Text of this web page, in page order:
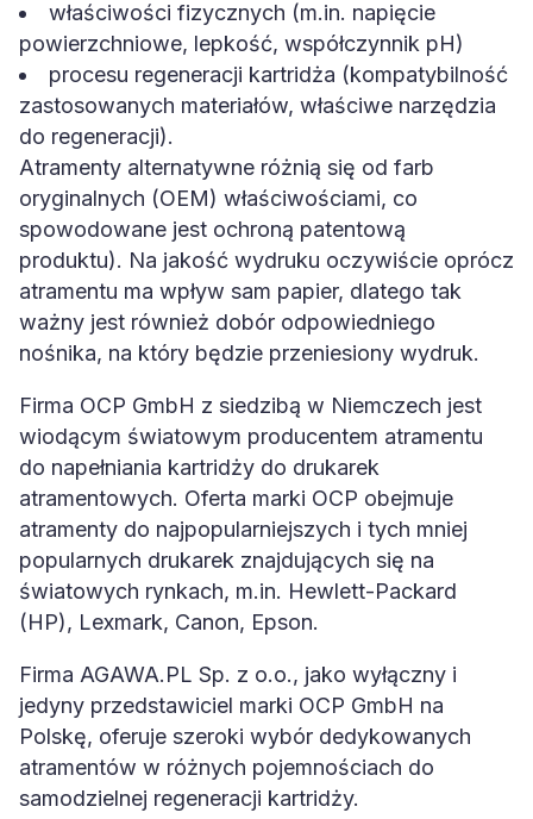
właściwości fizycznych (m.in. napięcie
powierzchniowe, lepkość, współczynnik pH)
procesu regeneracji kartridża (kompatybilność
zastosowanych materiałów, właściwe narzędzia
do regeneracji).
Atramenty alternatywne różnią się od farb
oryginalnych (OEM) właściwościami, co
spowodowane jest ochroną patentową
produktu). Na jakość wydruku oczywiście oprócz
atramentu ma wpływ sam papier, dlatego tak
ważny jest również dobór odpowiedniego
nośnika, na który będzie przeniesiony wydruk.
Firma OCP GmbH z siedzibą w Niemczech jest
wiodącym światowym producentem atramentu
do napełniania kartridży do drukarek
atramentowych. Oferta marki OCP obejmuje
atramenty do najpopularniejszych i tych mniej
popularnych drukarek znajdujących się na
światowych rynkach, m.in. Hewlett-Packard
(HP), Lexmark, Canon, Epson.
Firma AGAWA.PL Sp. z o.o., jako wyłączny i
jedyny przedstawiciel marki OCP GmbH na
Polskę, oferuje szeroki wybór dedykowanych
atramentów w różnych pojemnościach do
samodzielnej regeneracji kartridży.